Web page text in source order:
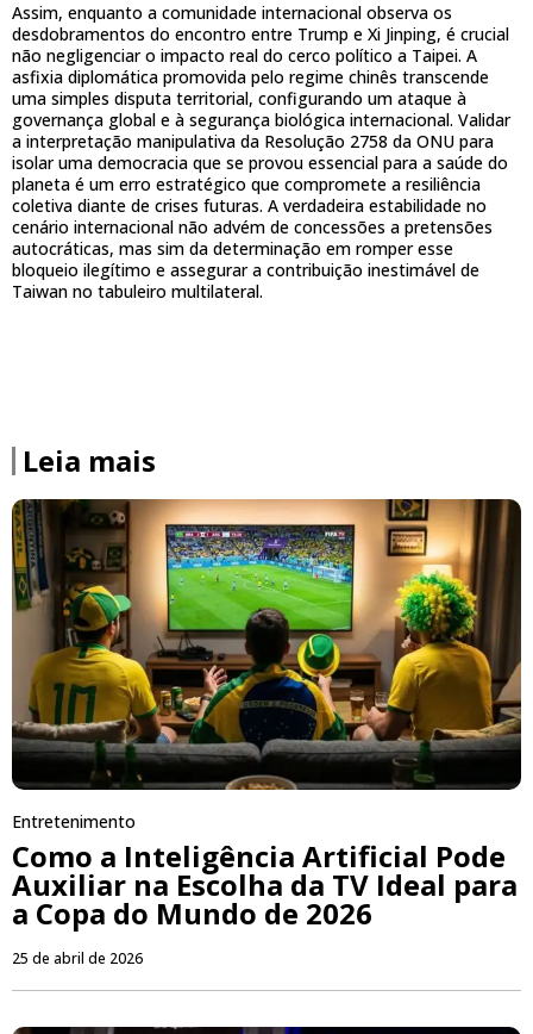
Assim, enquanto a comunidade internacional observa os
desdobramentos do encontro entre Trump e Xi Jinping, é crucial
não negligenciar o impacto real do cerco político a Taipei. A
asfixia diplomática promovida pelo regime chinês transcende
uma simples disputa territorial, configurando um ataque à
governança global e à segurança biológica internacional. Validar
a interpretação manipulativa da Resolução 2758 da ONU para
isolar uma democracia que se provou essencial para a saúde do
planeta é um erro estratégico que compromete a resiliência
coletiva diante de crises futuras. A verdadeira estabilidade no
cenário internacional não advém de concessões a pretensões
autocráticas, mas sim da determinação em romper esse
bloqueio ilegítimo e assegurar a contribuição inestimável de
Taiwan no tabuleiro multilateral.
Leia mais
Entretenimento
Como a Inteligência Artificial Pode
Auxiliar na Escolha da TV Ideal para
a Copa do Mundo de 2026
25 de abril de 2026